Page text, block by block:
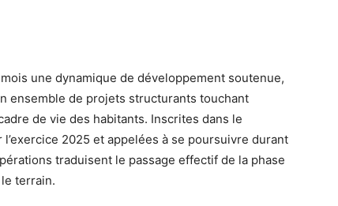
une dynamique de développement soutenue,
ensemble de projets structurants touchant
de vie des habitants. Inscrites dans le
2025 et appelées à se poursuivre durant
traduisent le passage effectif de la phase
terrain.